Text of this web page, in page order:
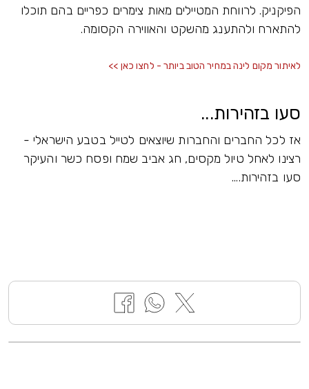
הפיקניק. לרווחת המטיילים מאות צימרים כפריים בהם תוכלו
להתארח ולהתענג מהשקט והאווירה הקסומה.
לאיתור מקום לינה במחיר הטוב ביותר - לחצו כאן >>
סעו בזהירות...
אז לכל החברים והחברות שיוצאים לטייל בטבע הישראלי -
רצינו לאחל טיול מקסים, חג אביב שמח ופסח כשר והעיקר
סעו בזהירות....